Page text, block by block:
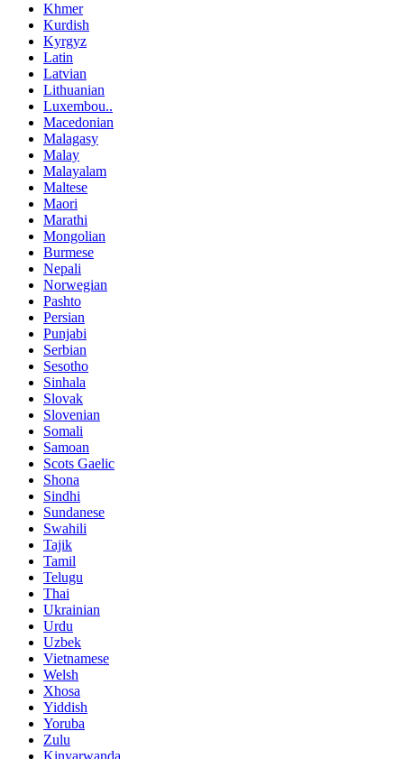
Khmer
Kurdish
Kyrgyz
Latin
Latvian
Lithuanian
Luxembou..
Macedonian
Malagasy
Malay
Malayalam
Maltese
Maori
Marathi
Mongolian
Burmese
Nepali
Norwegian
Pashto
Persian
Punjabi
Serbian
Sesotho
Sinhala
Slovak
Slovenian
Somali
Samoan
Scots Gaelic
Shona
Sindhi
Sundanese
Swahili
Tajik
Tamil
Telugu
Thai
Ukrainian
Urdu
Uzbek
Vietnamese
Welsh
Xhosa
Yiddish
Yoruba
Zulu